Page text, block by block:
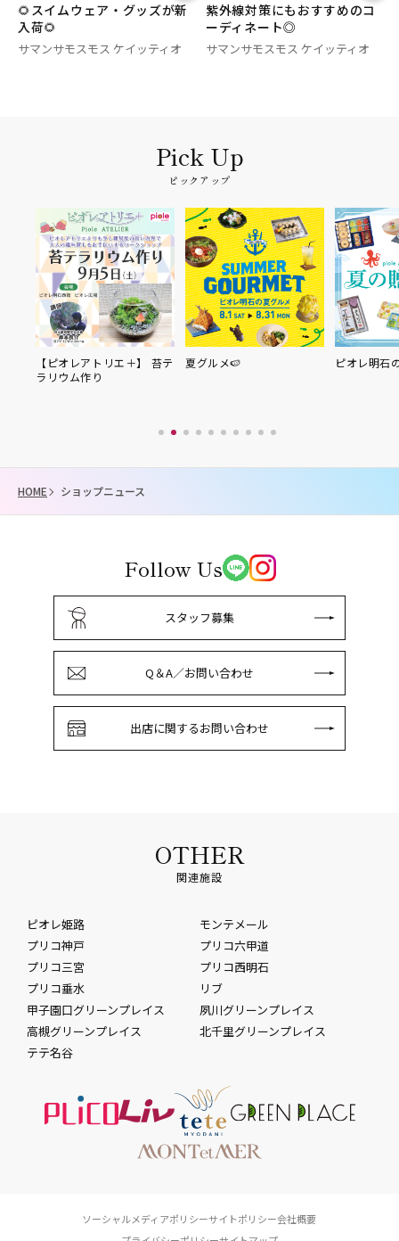
🌻スイムウェア・グッズが新
入荷🌻
サマンサモスモス ケイッティオ
紫外線対策にもおすすめのコ
ーディネート◎
サマンサモスモス ケイッティオ
ピックアップ
【ピオレアトリエ＋】 苔テ
ラリウム作り
夏グルメ🍉 ピオレ明石
HOME ショップニュース
Follow Us
スタッフ募集
Q＆A／お問い合わせ
出店に関するお問い合わせ
OTHER
関連施設
ピオレ姫路
モンテメール
プリコ神戸
プリコ六甲道
プリコ三宮
プリコ西明石
プリコ垂水
リブ
甲子園口グリーンプレイス
夙川グリーンプレイス
高槻グリーンプレイス
北千里グリーンプレイス
テテ名谷
ソーシャルメディアポリシーサイトポリシー会社概要